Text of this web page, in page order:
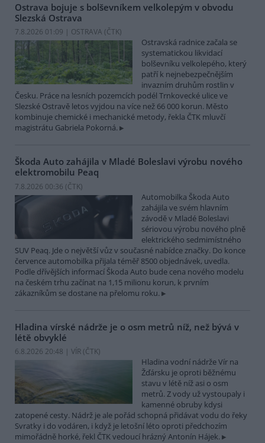
Ostrava bojuje s bolševníkem velkolepým v obvodu
Slezská Ostrava
7.8.2026 01:09 | OSTRAVA (ČTK)
Ostravská radnice začala se
systematickou likvidací
bolševníku velkolepého, který
patří k nejnebezpečnějším
invazním druhům rostlin v
Česku. Práce na lesních pozemcích podél Trnkovecké ulice ve
Slezské Ostravě letos vyjdou na více než 66 000 korun. Město
kombinuje chemické i mechanické metody, řekla ČTK mluvčí
magistrátu Gabriela Pokorná.
Škoda Auto zahájila v Mladé Boleslavi výrobu nového
elektromobilu Peaq
7.8.2026 00:36 (ČTK)
Automobilka Škoda Auto
zahájila ve svém hlavním
závodě v Mladé Boleslavi
sériovou výrobu nového plně
elektrického sedmimístného
SUV Peaq. Jde o největší vůz v současné nabídce značky. Do konce
července automobilka přijala téměř 8500 objednávek, uvedla.
Podle dřívějších informací Škoda Auto bude cena nového modelu
na českém trhu začínat na 1,15 milionu korun, k prvním
zákazníkům se dostane na přelomu roku.
Hladina vírské nádrže je o osm metrů níž, než bývá v
létě obvyklé
6.8.2026 20:48 | VÍR (ČTK)
Hladina vodní nádrže Vír na
Žďársku je oproti běžnému
stavu v létě níž asi o osm
metrů. Z vody už vystoupaly i
kamenné obruby kdysi
zatopené cesty. Nádrž je ale pořád schopná přidávat vodu do řeky
Svratky i do vodáren, i když je letošní léto oproti předchozím
mimořádně horké, řekl ČTK vedoucí hrázný Antonín Hájek.